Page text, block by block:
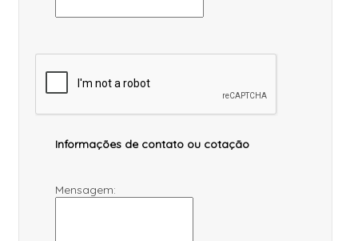
Informações de contato ou cotação
Mensagem: